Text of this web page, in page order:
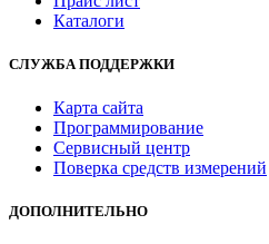
Каталоги
СЛУЖБА ПОДДЕРЖКИ
Карта сайта
Программирование
Сервисный центр
Поверка средств измерений
ДОПОЛНИТЕЛЬНО